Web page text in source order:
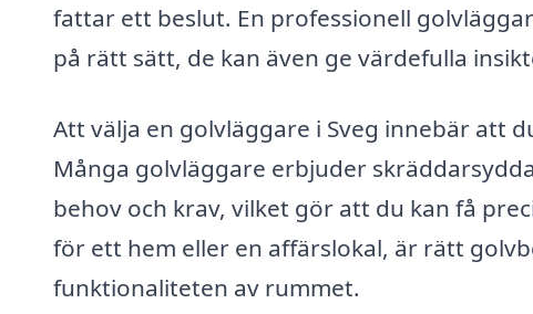
fattar ett beslut. En professionell
på rätt sätt, de kan även ge värdefulla
Att välja en golvläggare i Sveg innebär att
Många golvläggare erbjuder
behov och krav, vilket gör att du kan få
för ett hem eller en affärslokal, är rätt
funktionaliteten av rummet.